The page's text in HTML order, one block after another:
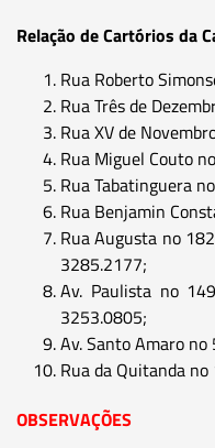
Relação de Cartórios da
Rua Roberto
Rua Três de
Rua XV de
Rua Miguel Couto
Rua Tabatinguera
Rua Benjamin
Rua Augusta no
3285.2177;
Av. Paulista no
3253.0805;
Av. Santo Amaro
Rua da Quitanda
OBSERVAÇÕES